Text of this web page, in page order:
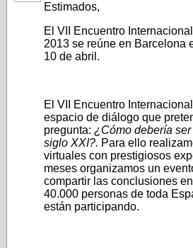
Estimados,
El VII Encuentro
2013 se reúne en Barcelona
10 de abril.
El VII Encuentro
espacio de diálogo que
pregunta: ¿Cómo debería
siglo XXI?. Para ello
virtuales con prestigiosos
meses organizamos un
compartir las conclusiones
40.000 personas de toda
están participando.